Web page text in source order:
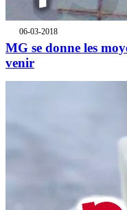
06-03-2018
MG se donne les
venir